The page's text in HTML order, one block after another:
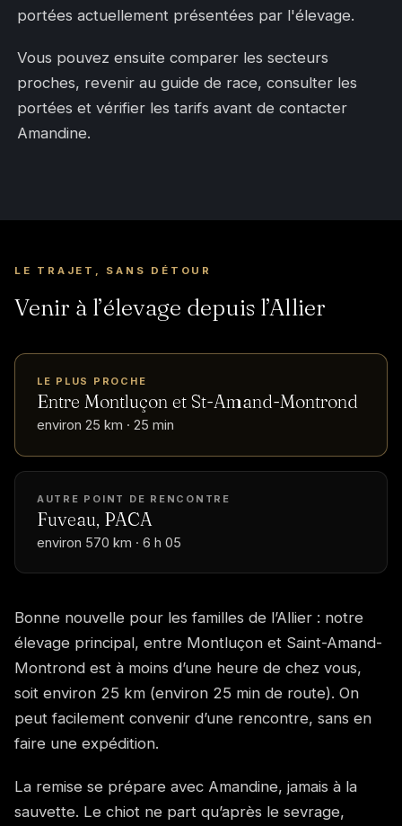
portées actuellement présentées par l'élevage.
Vous pouvez ensuite comparer les secteurs
proches, revenir au guide de race, consulter les
portées et vérifier les tarifs avant de contacter
Amandine.
LE TRAJET, SANS DÉTOUR
Venir à l’élevage depuis l’Allier
LE PLUS PROCHE
Entre Montluçon et St-Amand-Montrond
environ 25 km · 25 min
AUTRE POINT DE RENCONTRE
Fuveau, PACA
environ 570 km · 6 h 05
Bonne nouvelle pour les familles de l’Allier : notre
élevage principal, entre Montluçon et Saint-Amand-
Montrond est à moins d’une heure de chez vous,
soit environ 25 km (environ 25 min de route). On
peut facilement convenir d’une rencontre, sans en
faire une expédition.
La remise se prépare avec Amandine, jamais à la
sauvette. Le chiot ne part qu’après le sevrage,